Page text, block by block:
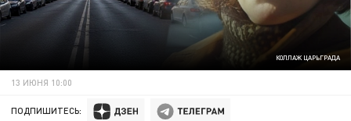
КОЛЛАЖ ЦАРЬГРАДА
13 ИЮНЯ 10:00
ПОДПИШИТЕСЬ: